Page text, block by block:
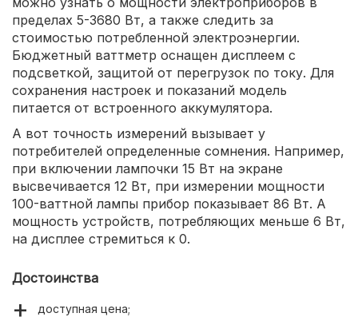
пределах 5-3680 Вт, а также следить за
стоимостью потребленной электроэнергии.
Бюджетный ваттметр оснащен дисплеем с
подсветкой, защитой от перегрузок по току. Для
сохранения настроек и показаний модель
питается от встроенного аккумулятора.
А вот точность измерений вызывает у
потребителей определенные сомнения. Например,
при включении лампочки 15 Вт на экране
высвечивается 12 Вт, при измерении мощности
100-ваттной лампы прибор показывает 86 Вт. А
мощность устройств, потребляющих меньше 6 Вт,
на дисплее стремиться к 0.
Достоинства
доступная цена;